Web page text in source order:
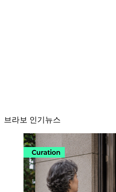
브라보 인기뉴스